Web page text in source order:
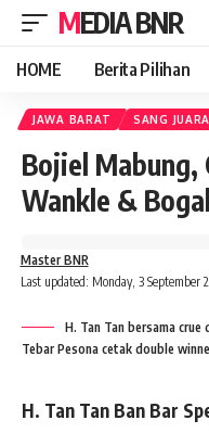
MEDIA BNR
HOME Berita Pilihan
JAWA BARAT SANG JUARA
Bojiel Mabung,
Wankle &
Last updated: Monday, 3 September
Master BNR
H. Tan Tan bersama
Tebar Pesona cetak double
H. Tan Tan Ban Bar